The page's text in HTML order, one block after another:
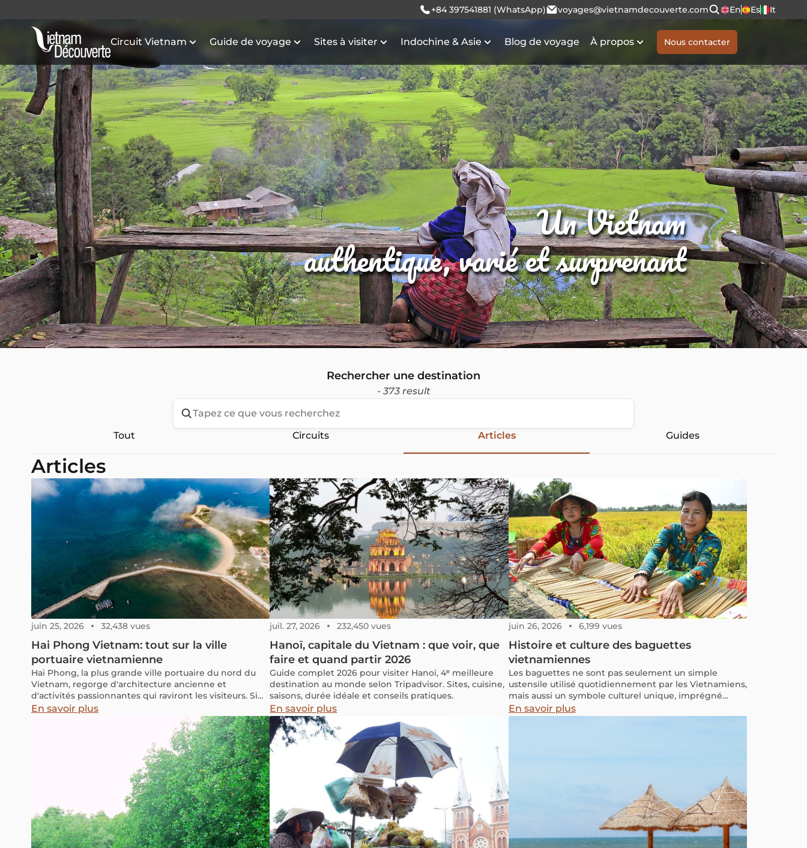
+84 397541881 (WhatsApp) voyages@vietnamdecouverte.com En Es It
Circuit Vietnam Guide de voyage Sites à visiter Indochine & Asie Blog de voyage À propos Nous contacter
Un Vietnam
authentique, varié et surprenant
Rechercher une destination
- 373 result
Tout Circuits Articles Guides
Articles
juin 25, 2026 32,438 vues
Hai Phong Vietnam: tout sur la ville
portuaire vietnamienne
Hai Phong, la plus grande ville portuaire du nord du
Vietnam, regorge d'architecture ancienne et
d'activités passionnantes qui raviront les visiteurs. Si
vous envisagez une croisière dans la pittoresque baie
de Lan Ha, ne manquez pas l'occasion de faire une
halte à Hai Phong et de découvrir ses rues bordées de
flamboyants rouges ainsi que sa cuisine de rue
En savoir plus
juil. 27, 2026 232,450 vues
Hanoï, capitale du Vietnam : que voir, que
faire et quand partir 2026
Guide complet 2026 pour visiter Hanoï, 4ᵉ meilleure
destination au monde selon Tripadvisor. Sites, cuisine,
saisons, durée idéale et conseils pratiques.
En savoir plus
juin 26, 2026 6,199 vues
Histoire et culture des baguettes
vietnamiennes
Les baguettes ne sont pas seulement un simple
ustensile utilisé quotidiennement par les Vietnamiens,
mais aussi un symbole culturel unique, imprégné
d'une longue histoire, d'un métissage culturel et de
valeurs spirituelles profondes.
En savoir plus